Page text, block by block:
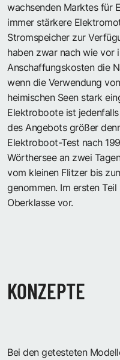
wachsenden Marktes für
immer stärkere
Stromspeicher zur
haben zwar nach wie vor
Anschaffungskosten die
wenn die Verwendung
heimischen Seen stark
Elektroboote ist
des Angebots größer
Elektroboot-Test nach
Wörthersee an zwei
vom kleinen Flitzer bis
genommen. Im ersten
Oberklasse vor.
KONZEPTE
Bei den getesteten